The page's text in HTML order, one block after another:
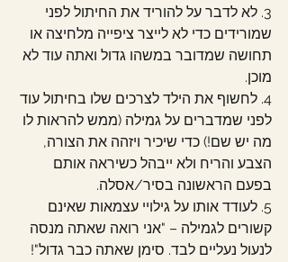
3. לא לדבר על להוריד את החיתול לפני
שמורידים כדי לא לייצר ציפייה מלחיצה או
תחושה שמדובר במשהו גדול ואתה עוד לא
מוכן.
4. לחשוף את הילד לצרכים שלו בחיתול עוד
לפני שמדברים על גמילה (ממש להראות לו
מה יש שם!) כדי שיכיר ויזהה את הצורה,
הצבע והריח ולא ייבהל כשיראה אותם
בפעם הראשונה בסיר/אסלה.
5. לעודד אותו על גילויי עצמאות שאינם
קשורים לגמילה – "אני רואה שאתה מנסה
לנעול נעליים לבד. סימן שאתה כבר גדול"!